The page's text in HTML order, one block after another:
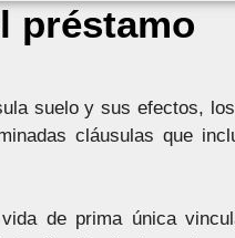
préstamo
suelo y sus efectos,
cláusulas que
de prima única